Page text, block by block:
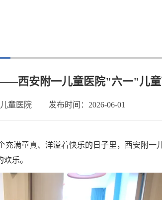
西安附一儿童医院"六一"儿
童医院 发布时间：2026-06-01
充满童真、洋溢着快乐的日子里，西安附一
乐。